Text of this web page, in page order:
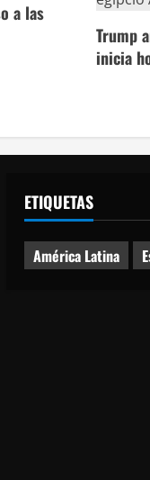
a las
Trump
inicia
ETIQUETAS
América Latina